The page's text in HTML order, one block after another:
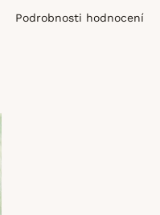
Podrobnosti hodnocení